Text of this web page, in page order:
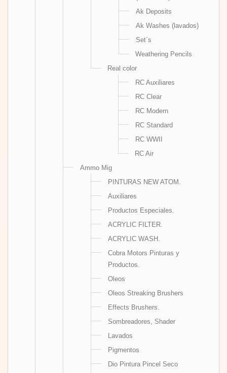
Ak Deposits
Ak Washes (lavados)
Set´s
Weathering Pencils
Real color
RC Auxiliares
RC Clear
RC Modern
RC Standard
RC WWII
RC Air
Ammo Mig
PINTURAS NEW ATOM.
Auxiliares
Productos Especiales.
ACRYLIC FILTER.
ACRYLIC WASH.
Cobra Motors Pinturas y
Productos.
Oleos
Oleos Streaking Brushers
Effects Brushers.
Sombreadores, Shader
Lavados
Pigmentos
Dio Pintura Pincel Seco